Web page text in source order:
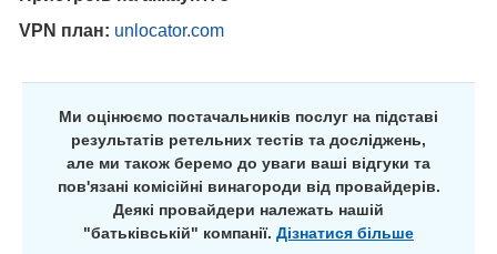
VPN план: unlocator.com
Ми оцінюємо постачальників послуг на підставі
результатів ретельних тестів та досліджень,
але ми також беремо до уваги ваші відгуки та
пов'язані комісійні винагороди від провайдерів.
Деякі провайдери належать нашій
"батьківській" компанії. Дізнатися більше